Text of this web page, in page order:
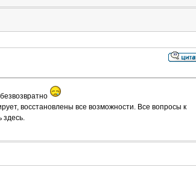
восстановлены все возможности. Все вопросы к
здесь.